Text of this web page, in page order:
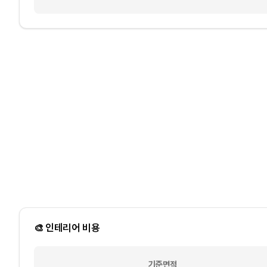
🎨 인테리어 비용
기준면적